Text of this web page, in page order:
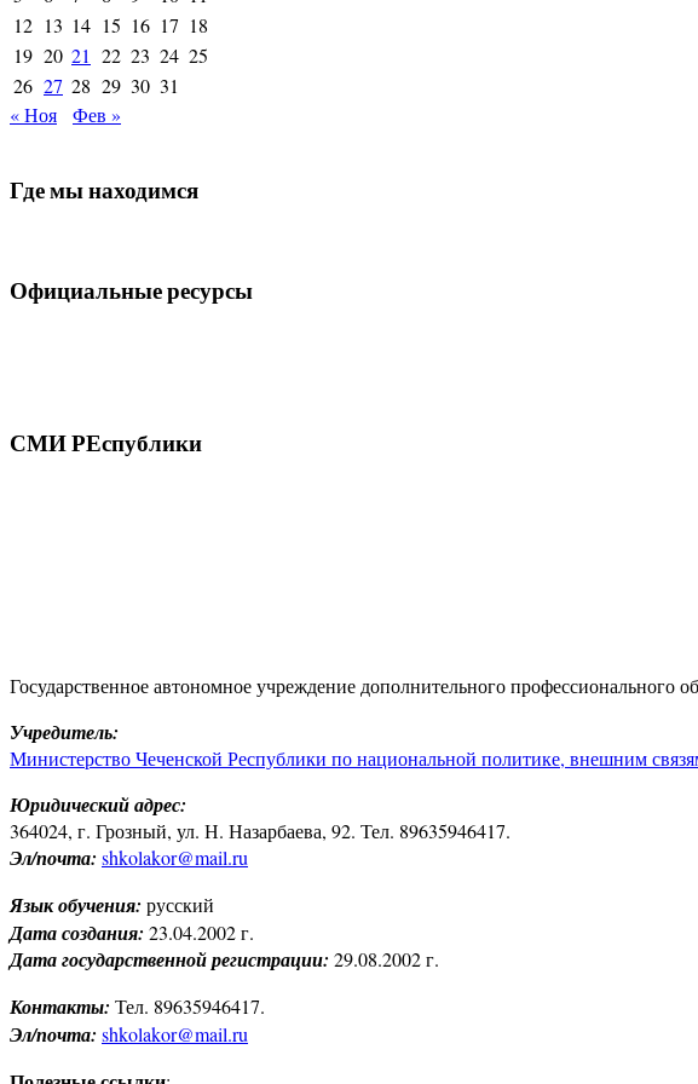
12 13 14 15 16 17 18
19 20 21 22 23 24 25
26 27 28 29 30 31
« Ноя
Фев »
Где мы находимся
Официальные ресурсы
СМИ РЕспублики
Государственное автономное учреждение дополнительного профессионального
Учредитель:
Министерство Чеченской Республики по национальной политике, внешним
Юридический адрес:
364024, г. Грозный, ул. Н. Назарбаева, 92. Тел. 89635946417.
Эл/почта: shkolakor@mail.ru
Язык обучения: русский
Дата создания: 23.04.2002 г.
Дата государственной регистрации: 29.08.2002 г.
Контакты: Тел. 89635946417.
Эл/почта: shkolakor@mail.ru